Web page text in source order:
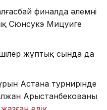
финалда әлемнің
Сюнсукэ Мицуиге
жұптық сында да
Астана турнирінде
Арыстанбекованың